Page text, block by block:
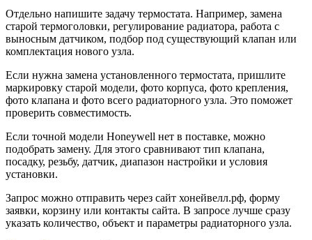
Отдельно напишите задачу термостата. Например, замена
старой термоголовки, регулирование радиатора, работа с
выносным датчиком, подбор под существующий клапан или
комплектация нового узла.
Если нужна замена установленного термостата, пришлите
маркировку старой модели, фото корпуса, фото крепления,
фото клапана и фото всего радиаторного узла. Это поможет
проверить совместимость.
Если точной модели Honeywell нет в поставке, можно
подобрать замену. Для этого сравнивают тип клапана,
посадку, резьбу, датчик, диапазон настройки и условия
установки.
Запрос можно отправить через сайт хонейвелл.рф, форму
заявки, корзину или контакты сайта. В запросе лучше сразу
указать количество, объект и параметры радиаторного узла.